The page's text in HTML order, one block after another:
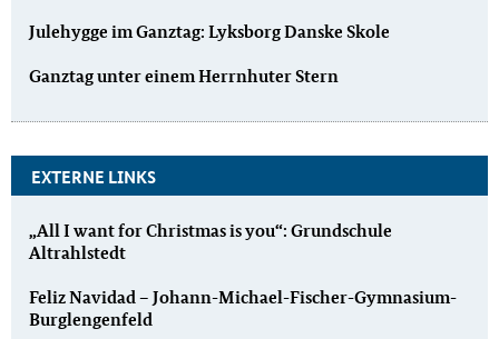
Julehygge im Ganztag: Lyksborg Danske Skole
Ganztag unter einem Herrnhuter Stern
EXTERNE LINKS
„All I want for Christmas is you“: Grundschule
Altrahlstedt
Feliz Navidad – Johann-Michael-Fischer-Gymnasium-
Burglengenfeld